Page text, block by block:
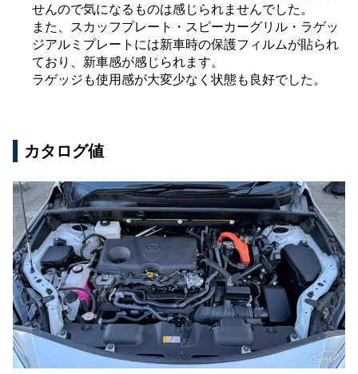
せんので気になるものは感じられませんでした。
また、スカッフプレート・スピーカーグリル・ラゲッ
ジアルミプレートには新車時の保護フィルムが貼られ
ており、新車感が感じられます。
ラゲッジも使用感が大変少なく状態も良好でした。
カタログ値